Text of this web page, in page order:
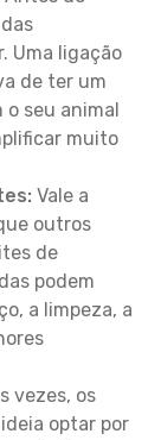
Uma ligação
de ter um
o seu animal
muito
Vale a
outros
de
podem
a limpeza, a
vezes, os
optar por